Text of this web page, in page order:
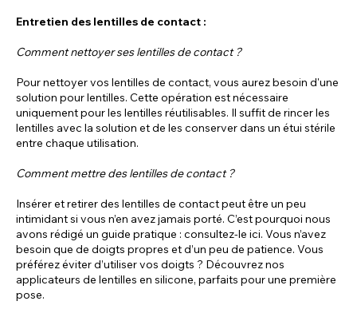
Entretien des lentilles de contact :
Comment nettoyer ses lentilles de contact ?
Pour nettoyer vos lentilles de contact, vous aurez besoin d'une
solution pour lentilles. Cette opération est nécessaire
uniquement pour les lentilles réutilisables. Il suffit de rincer les
lentilles avec la solution et de les conserver dans un étui stérile
entre chaque utilisation.
Comment mettre des lentilles de contact ?
Insérer et retirer des lentilles de contact peut être un peu
intimidant si vous n’en avez jamais porté. C’est pourquoi nous
avons rédigé un guide pratique : consultez-le ici. Vous n’avez
besoin que de doigts propres et d’un peu de patience. Vous
préférez éviter d’utiliser vos doigts ? Découvrez nos
applicateurs de lentilles en silicone, parfaits pour une première
pose.